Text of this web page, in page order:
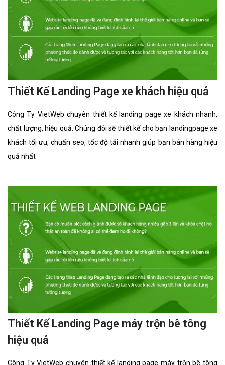
Thiết Kế Landing Page xe khách hiệu quả
Công Ty VietWeb chuyên thiết kế landing page xe khách nhanh,
chất lượng, hiệu quả. Chúng đôi sẽ thiết kế cho bạn landingpage xe
khách tối ưu, chuẩn seo, tốc độ tải nhanh giúp bạn bán hàng hiệu
quả nhất
Thiết Kế Landing Page máy trộn bê tông
hiệu quả
Công Ty VietWeb chuyên thiết kế landing page máy trộn bê tông